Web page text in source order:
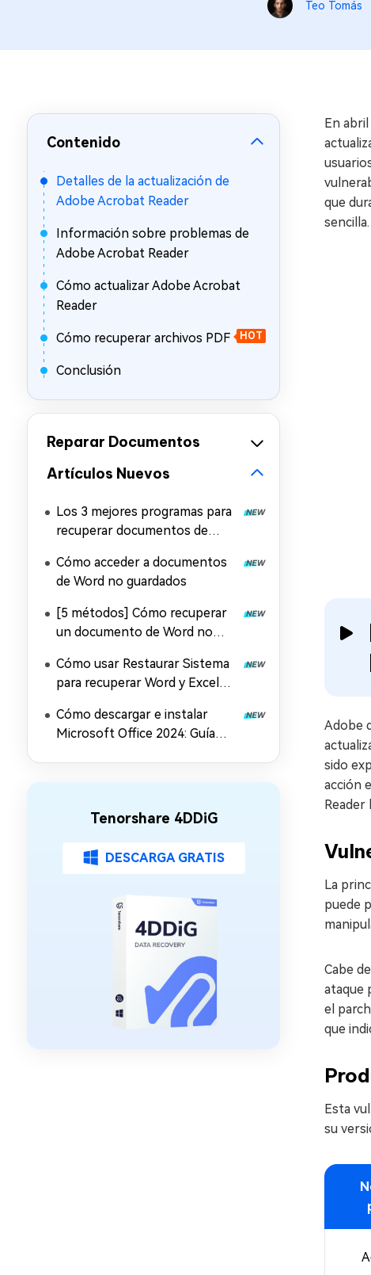
Reparar problemas de Mac
Teo Tomás
Contenido
Detalles de la actualización de
Adobe Acrobat Reader
Información sobre problemas de
Adobe Acrobat Reader
Cómo actualizar Adobe Acrobat
Reader
Cómo recuperar archivos PDF HOT
Conclusión
Reparar Documentos
Artículos Nuevos
Los 3 mejores programas para
recuperar documentos de
Cómo acceder a documentos
de Word no guardados
[5 métodos] Cómo recuperar
un documento de Word no
Cómo usar Restaurar Sistema
para recuperar Word y Excel
Cómo descargar e instalar
Microsoft Office 2024: Guía
Tenorshare 4DDiG
DESCARGA GRATIS
En
que
sencilla.
Adobe
sido
acción
Reader
La
puede
Cabe
ataque
el
que
Esta
su